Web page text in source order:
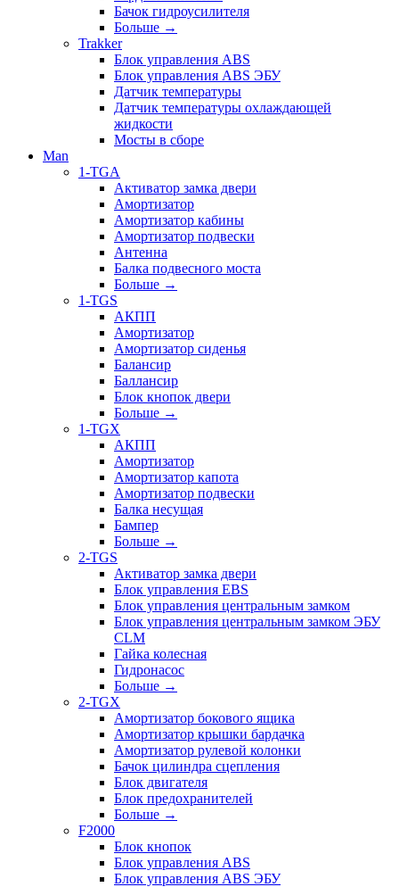
Бачок гидроусилителя
Больше →
Trakker
Блок управления ABS
Блок управления ABS ЭБУ
Датчик температуры
Датчик температуры охлаждающей
жидкости
Мосты в сборе
Man
1-TGA
Активатор замка двери
Амортизатор
Амортизатор кабины
Амортизатор подвески
Антенна
Балка подвесного моста
Больше →
1-TGS
АКПП
Амортизатор
Амортизатор сиденья
Балансир
Баллансир
Блок кнопок двери
Больше →
1-TGX
АКПП
Амортизатор
Амортизатор капота
Амортизатор подвески
Балка несущая
Бампер
Больше →
2-TGS
Активатор замка двери
Блок управления EBS
Блок управления центральным замком
Блок управления центральным замком ЭБУ
CLM
Гайка колесная
Гидронасос
Больше →
2-TGX
Амортизатор бокового ящика
Амортизатор крышки бардачка
Амортизатор рулевой колонки
Бачок цилиндра сцепления
Блок двигателя
Блок предохранителей
Больше →
F2000
Блок кнопок
Блок управления ABS
Блок управления ABS ЭБУ